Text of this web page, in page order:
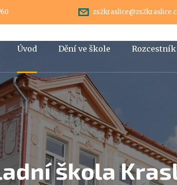
Úvod Dění ve škole Rozcestník
škola